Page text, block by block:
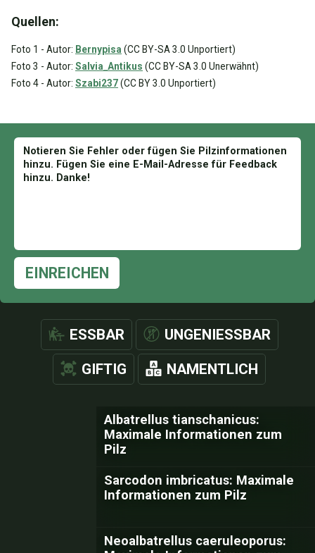
Quellen:
Foto 1 - Autor: Bernypisa (CC BY-SA 3.0 Unportiert)
Foto 3 - Autor: Salvia_Antikus (CC BY-SA 3.0 Unerwähnt)
Foto 4 - Autor: Szabi237(CC BY 3.0 Unportiert)
EINREICHEN
ESSBAR UNGENIESSBAR
GIFTIG NAMENTLICH
Albatrellus tianschanicus:
Maximale Informationen zum
Pilz
Sarcodon imbricatus: Maximale
Informationen zum Pilz
Neoalbatrellus caeruleoporus: